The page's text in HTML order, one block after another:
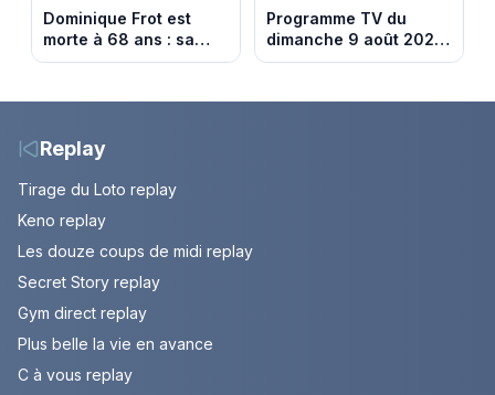
Dominique Frot est
morte à 68 ans : sa
sœur Catherine Frot
nouvelle
Programme TV du
dimanche 9 août 2026
: notre sélection pour
Replay
Tirage du Loto replay
Keno replay
Les douze coups de midi replay
Secret Story replay
Gym direct replay
Plus belle la vie en avance
C à vous replay